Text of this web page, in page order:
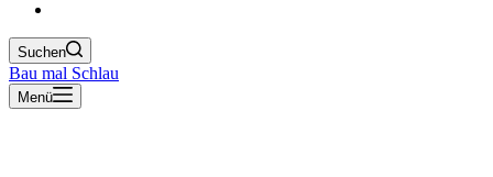
Suchen
Bau mal Schlau
Menü